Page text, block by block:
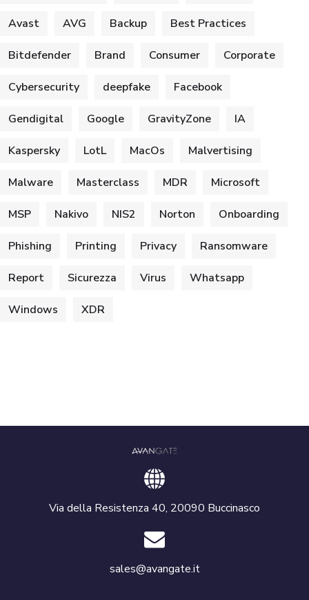
Avast AVG Backup Best Practices
Bitdefender Brand Consumer Corporate
Cybersecurity deepfake Facebook
Gendigital Google GravityZone IA
Kaspersky LotL MacOs Malvertising
Malware Masterclass MDR Microsoft
MSP Nakivo NIS2 Norton Onboarding
Phishing Printing Privacy Ransomware
Report Sicurezza Virus Whatsapp
Windows XDR
Via della Resistenza 40, 20090 Buccinasco
sales@avangate.it